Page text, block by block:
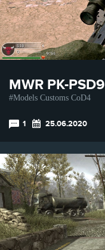
MWR PK-PSD9
Models Customs CoD4
1 25.06.2020